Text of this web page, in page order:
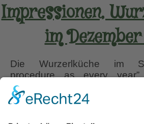
Impressionen,
im
Die Wurzerlküche im
procedure as every
bedeutet für mich, am 1.
Weihnachtsdekoration in